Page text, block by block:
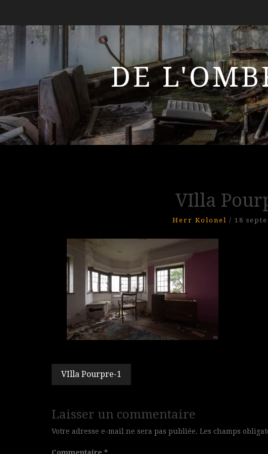
DE
VIlla
Herr Kolonel / 18
Navigation
de
l’article
VIlla Pourpre-1
Laisser un commentaire
Votre adresse e-mail ne sera pas publiée. Les champs